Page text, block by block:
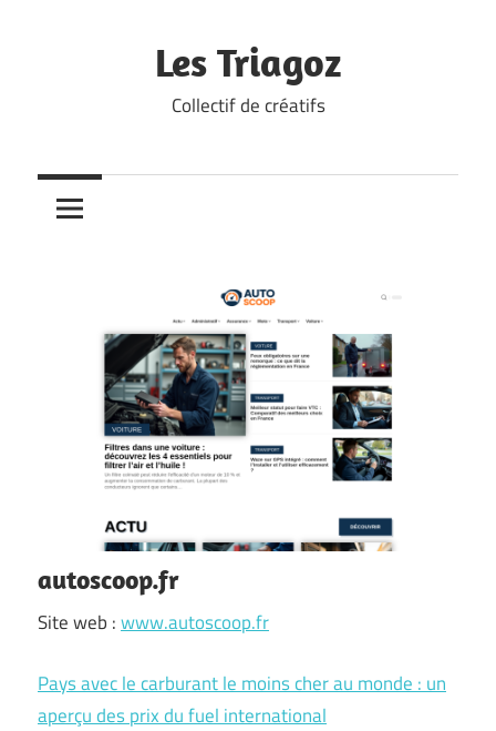
Les Triagoz
Collectif de créatifs
autoscoop.fr
Site web :www.autoscoop.fr
Pays avec le carburant le moins cher au monde : un
aperçu des prix du fuel international